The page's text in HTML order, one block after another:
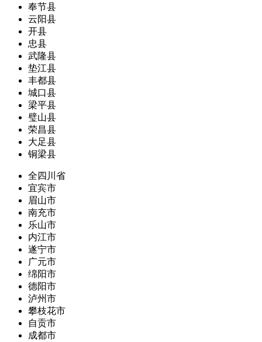
奉节县
云阳县
开县
忠县
武隆县
垫江县
丰都县
城口县
梁平县
璧山县
荣昌县
大足县
铜梁县
全四川省
宜宾市
眉山市
南充市
乐山市
内江市
遂宁市
广元市
绵阳市
德阳市
泸州市
攀枝花市
自贡市
成都市